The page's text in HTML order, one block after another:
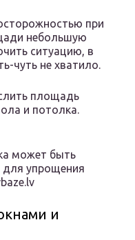
при
небольшую
ситуацию, в
чуть не хватило.
площадь
и потолка.
может быть
для упрощения
и